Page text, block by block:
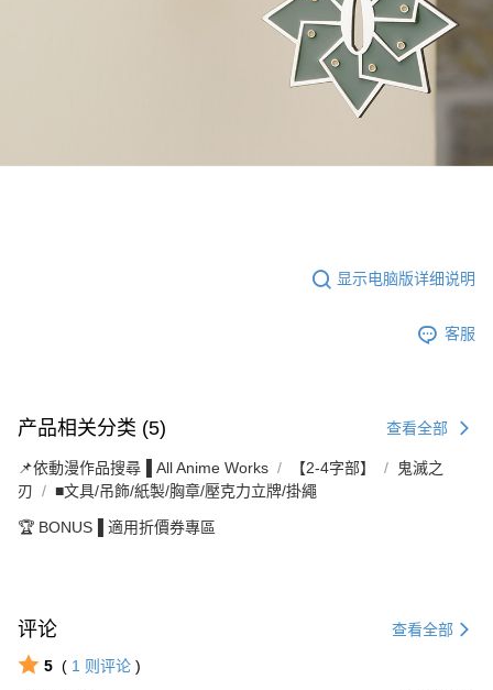
显示电脑版详细说明
客服
产品相关分类 (5) 查看全部
📌依動漫作品搜尋▐ All Anime Works 【2-4字部】
鬼滅之
刃
■文具/吊飾/紙製/胸章/壓克力立牌/掛繩
🏆 BONUS▐ 適用折價券專區
评论 查看全部
5 ( 1 则评论 )